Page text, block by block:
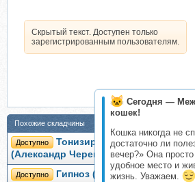
Сегодня —
кошек!
Кошка никогда не
достаточно ли
вечер?» Она
удобное место и
жизнь. Уважаем.
Скрытый текст. Доступен только
зарегистрированным пользователям.
Похожие складчины
Доступно
Тонизирующая программа
(Александр Черепанов)
Доступно Гипноз (Александр